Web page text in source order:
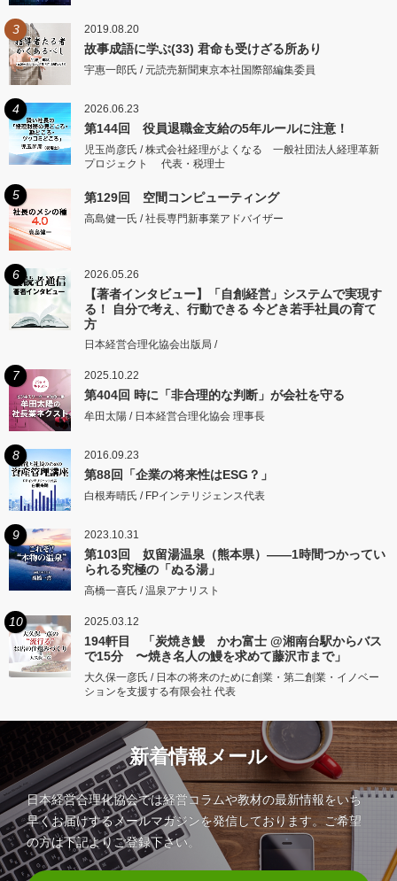
3 2019.08.20
故事成語に学ぶ(33) 君命も受けざる所あり
宇惠一郎氏 / 元読売新聞東京本社国際部編集委員
4 2026.06.23
第144回 役員退職金支給の5年ルールに注意！
児玉尚彦氏 / 株式会社経理がよくなる 一般社団法人経理革新
プロジェクト 代表・税理士
5 第129回 空間コンピューティング
高島健一氏 / 社長専門新事業アドバイザー
6 2026.05.26
【著者インタビュー】「自創経営」システムで実現す
る！ 自分で考え、行動できる 今どき若手社員の育て
方
日本経営合理化協会出版局 /
7 2025.10.22
第404回 時に「非合理的な判断」が会社を守る
牟田太陽 / 日本経営合理化協会 理事長
8 2016.09.23
第88回「企業の将来性はESG？」
白根寿晴氏 / FPインテリジェンス代表
9 2023.10.31
第103回 奴留湯温泉（熊本県）――1時間つかってい
られる究極の「ぬる湯」
高橋一喜氏 / 温泉アナリスト
10 2025.03.12
194軒目 「炭焼き鰻 かわ富士 @湘南台駅からバス
で15分 〜焼き名人の鰻を求めて藤沢市まで」
大久保一彦氏 / 日本の将来のために創業・第二創業・イノベー
ションを支援する有限会社 代表
新着情報メール
日本経営合理化協会では経営コラムや教材の最新情報をいち
早くお届けするメールマガジンを発信しております。ご希望
の方は下記よりご登録下さい。